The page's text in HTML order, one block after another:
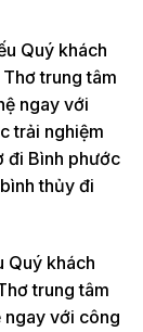
Quý khách
trung tâm
ngay với
trải nghiệm
đi Bình phước
thủy đi
Quý khách
trung tâm
ngay với công